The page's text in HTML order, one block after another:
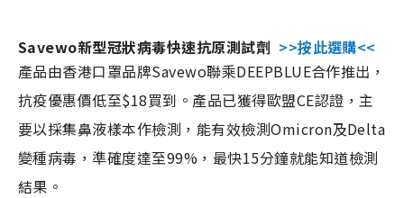
Savewo新型冠狀病毒快速抗原測試劑 >>按此選購<<
產品由香港口罩品牌Savewo聯乘DEEPBLUE合作推出，
抗疫優惠價低至$18買到。產品已獲得歐盟CE認證，主
要以採集鼻液樣本作檢測，能有效檢測Omicron及Delta
變種病毒，準確度達至99%，最快15分鐘就能知道檢測
結果。